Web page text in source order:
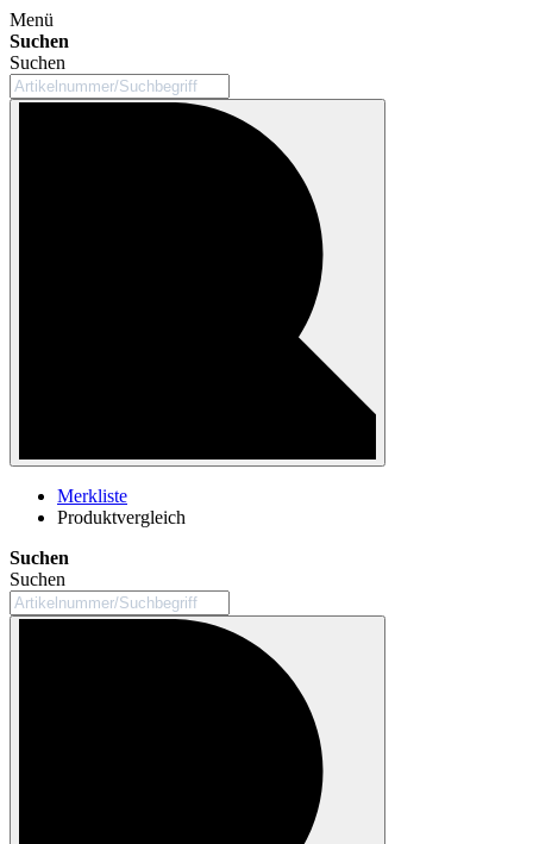
Menü
Suchen
Suchen
Merkliste
Produktvergleich
Suchen
Suchen